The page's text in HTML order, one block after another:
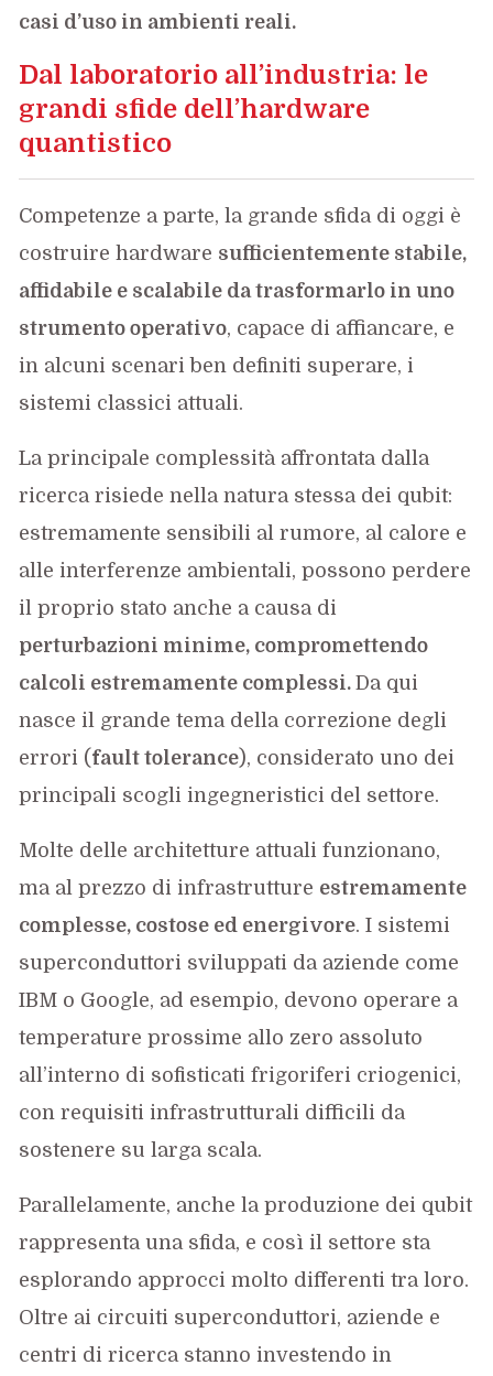
casi d’uso in ambienti reali.
Dal laboratorio all’industria: le
grandi sfide dell’hardware
quantistico
Competenze a parte, la grande sfida di oggi è
costruire hardware sufficientemente stabile,
affidabile e scalabile da trasformarlo in uno
strumento operativo, capace di affiancare, e
in alcuni scenari ben definiti superare, i
sistemi classici attuali.
La principale complessità affrontata dalla
ricerca risiede nella natura stessa dei qubit:
estremamente sensibili al rumore, al calore e
alle interferenze ambientali, possono perdere
il proprio stato anche a causa di
perturbazioni minime, compromettendo
calcoli estremamente complessi.Da qui
nasce il grande tema della correzione degli
errori (fault tolerance), considerato uno dei
principali scogli ingegneristici del settore.
Molte delle architetture attuali funzionano,
ma al prezzo di infrastrutture estremamente
complesse, costose ed energivore. I sistemi
superconduttori sviluppati da aziende come
IBM o Google, ad esempio, devono operare a
temperature prossime allo zero assoluto
all’interno di sofisticati frigoriferi criogenici,
con requisiti infrastrutturali difficili da
sostenere su larga scala.
Parallelamente, anche la produzione dei qubit
rappresenta una sfida, e così il settore sta
esplorando approcci molto differenti tra loro.
Oltre ai circuiti superconduttori, aziende e
centri di ricerca stanno investendo in